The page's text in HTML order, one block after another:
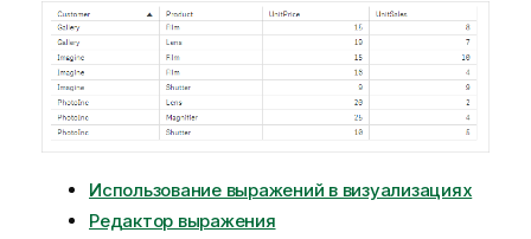
Использование выражений в визуализациях
Редактор выражения